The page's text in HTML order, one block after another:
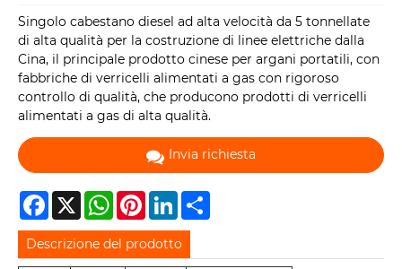
Singolo cabestano diesel ad alta velocità da 5 tonnellate
di alta qualità per la costruzione di linee elettriche dalla
Cina, il principale prodotto cinese per argani portatili, con
fabbriche di verricelli alimentati a gas con rigoroso
controllo di qualità, che producono prodotti di verricelli
alimentati a gas di alta qualità.
Invia richiesta
Facebook
X WhatsAppPinterestLinkedIn
Descrizione del prodotto